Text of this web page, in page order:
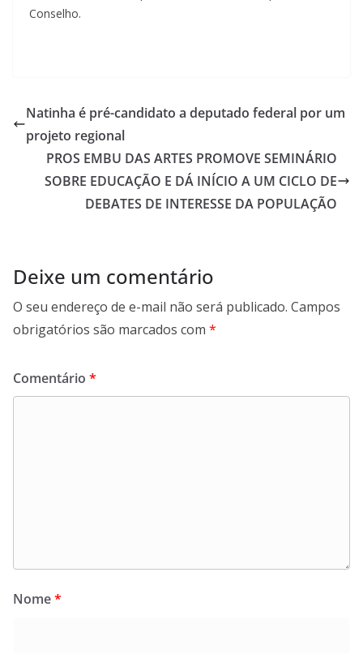
Conselho.
Natinha é pré-candidato a deputado federal por um
projeto regional
PROS EMBU DAS ARTES PROMOVE SEMINÁRIO
SOBRE EDUCAÇÃO E DÁ INÍCIO A UM CICLO DE
DEBATES DE INTERESSE DA POPULAÇÃO
Deixe um comentário
O seu endereço de e-mail não será publicado. Campos
obrigatórios são marcados com *
Comentário *
Nome*